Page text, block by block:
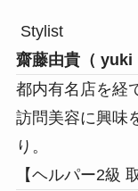
Stylist
齋藤由貴（ yuki
都内有名店を経
訪問美容に興味
り。
【ヘルパー2級